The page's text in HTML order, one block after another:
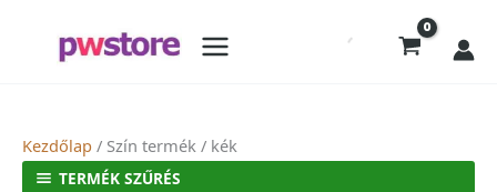
Kezdőlap / Szín termék / kék
TERMÉK SZŰRÉS